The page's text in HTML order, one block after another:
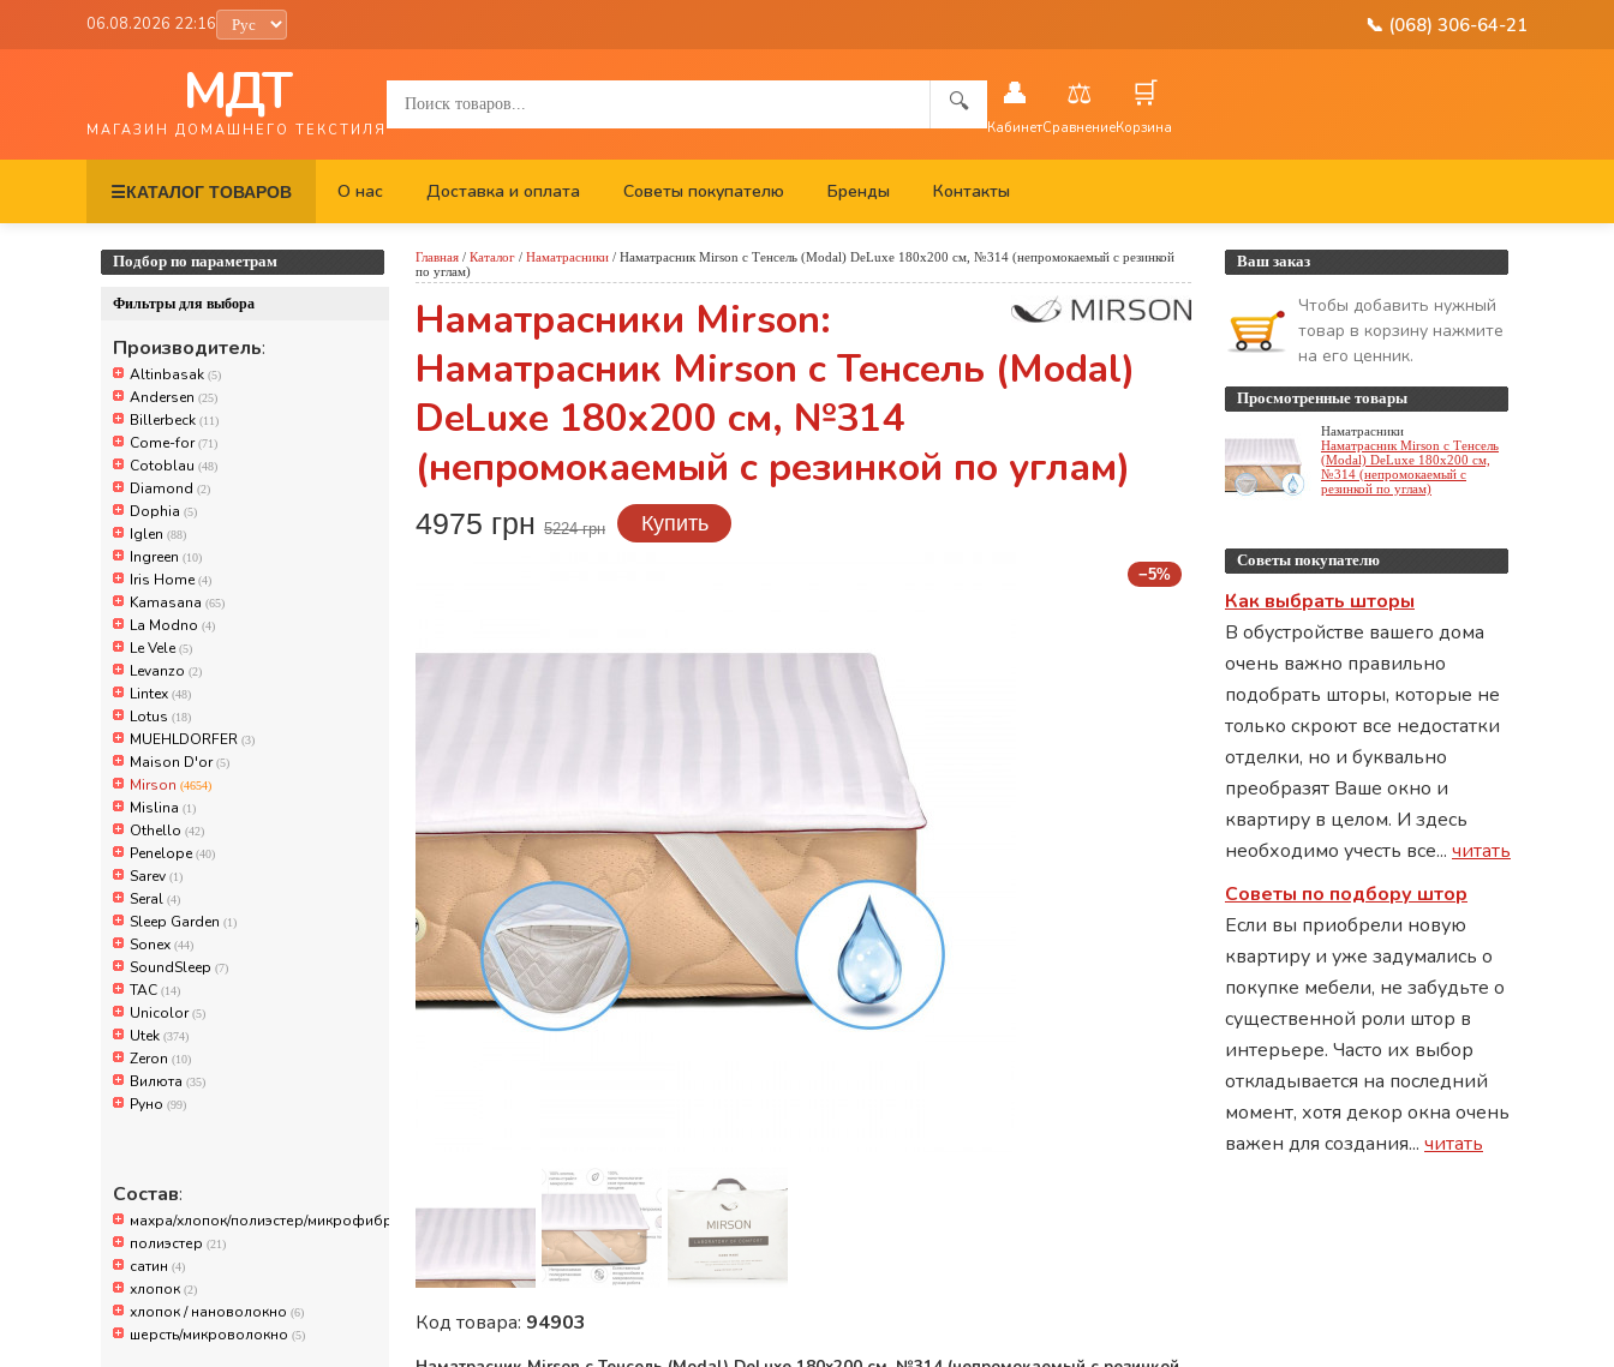
06.08.2026 22:16 📞 (068) 306-64-21
МДТ
МАГАЗИН ДОМАШНЕГО ТЕКСТИЛЯ
🔍 👤
Кабинет
⚖️
Сравнение
🛒
Корзина
☰КАТАЛОГ ТОВАРОВ О нас Доставка и оплата Советы покупателю Бренды Контакты
Подбор по параметрам
Фильтры для выбора
Производитель:
Altinbasak (5)
Andersen (25)
Billerbeck (11)
Come-for(71)
Cotoblau (48)
Diamond (2)
Dophia (5)
Iglen (88)
Ingreen (10)
Iris Home(4)
Kamasana (65)
La Modno (4)
Le Vele(5)
Levanzo (2)
Lintex (48)
Lotus (18)
MUEHLDORFER (3)
Maison D'or(5)
Mirson (4654)
Mislina (1)
Othello (42)
Penelope(40)
Sarev (1)
Seral (4)
Sleep Garden (1)
Sonex (44)
SoundSleep (7)
TAC (14)
Unicolor(5)
Utek (374)
Zeron (10)
Вилюта (35)
Руно (99)
Состав:
махра/хлопок/полиэстер/микрофибра
полиэстер (21)
сатин (4)
хлопок (2)
хлопок / нановолокно (6)
шерсть/микроволокно (5)
Главная / Каталог / Наматрасники / Наматрасник Mirson с Тенсель (Modal) DeLuxe 180x200 см, №314 (непромокаемый с резинкой
по углам)
Наматрасники Mirson:
Наматрасник Mirson с Тенсель (Modal)
DeLuxe 180x200 см, №314
(непромокаемый с резинкой по углам)
4975 грн 5224 грн Купить
−5%
Код товара: 94903
Ваш заказ
Чтобы добавить нужный
товар в корзину нажмите
на его ценник.
Просмотренные товары
Наматрасники
Наматрасник Mirson с Тенсель
(Modal) DeLuxe 180x200 см,
№314 (непромокаемый с
резинкой по углам)
Советы покупателю
Как выбрать шторы
В обустройстве вашего дома
очень важно правильно
подобрать шторы, которые не
только скроют все недостатки
отделки, но и буквально
преобразят Ваше окно и
квартиру в целом. И здесь
необходимо учесть все... читать
Советы по подбору штор
Если вы приобрели новую
квартиру и уже задумались о
покупке мебели, не забудьте о
существенной роли штор в
интерьере. Часто их выбор
откладывается на последний
момент, хотя декор окна очень
важен для создания... читать